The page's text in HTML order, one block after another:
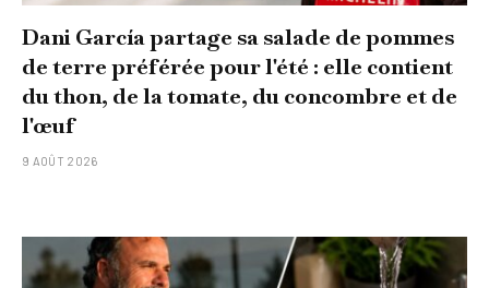
Dani García partage sa salade de pommes
de terre préférée pour l'été : elle contient
du thon, de la tomate, du concombre et de
l'œuf
9 AOÛT 2026